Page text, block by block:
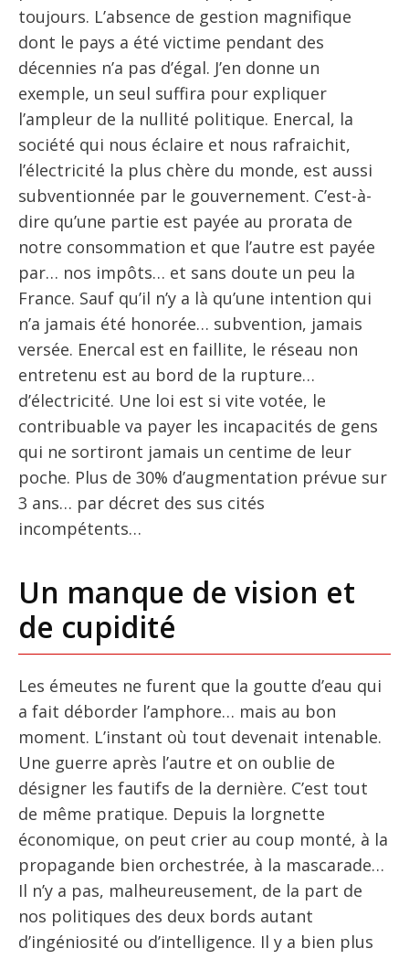
toujours. L’absence de gestion magnifique
dont le pays a été victime pendant des
décennies n’a pas d’égal. J’en donne un
exemple, un seul suffira pour expliquer
l’ampleur de la nullité politique. Enercal, la
société qui nous éclaire et nous rafraichit,
l’électricité la plus chère du monde, est aussi
subventionnée par le gouvernement. C’est-à-
dire qu’une partie est payée au prorata de
notre consommation et que l’autre est payée
par… nos impôts… et sans doute un peu la
France. Sauf qu’il n’y a là qu’une intention qui
n’a jamais été honorée… subvention, jamais
versée. Enercal est en faillite, le réseau non
entretenu est au bord de la rupture…
d’électricité. Une loi est si vite votée, le
contribuable va payer les incapacités de gens
qui ne sortiront jamais un centime de leur
poche. Plus de 30% d’augmentation prévue sur
3 ans… par décret des sus cités
incompétents…
Un manque de vision et
de cupidité
Les émeutes ne furent que la goutte d’eau qui
a fait déborder l’amphore… mais au bon
moment. L’instant où tout devenait intenable.
Une guerre après l’autre et on oublie de
désigner les fautifs de la dernière. C’est tout
de même pratique. Depuis la lorgnette
économique, on peut crier au coup monté, à la
propagande bien orchestrée, à la mascarade…
Il n’y a pas, malheureusement, de la part de
nos politiques des deux bords autant
d’ingéniosité ou d’intelligence. Il y a bien plus